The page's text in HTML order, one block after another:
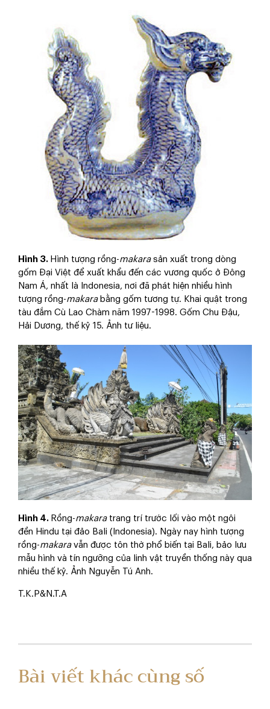
Hình 3. Hình tượng rồng-makara sản xuất trong dòng
gốm Đại Việt để xuất khẩu đến các vương quốc ở Đông
Nam Á, nhất là Indonesia, nơi đã phát hiện nhiều hình
tượng rồng-makarabằng gốm tương tự. Khai quật trong
tàu đắm Cù Lao Chàm năm 1997-1998. Gốm Chu Đậu,
Hải Dương, thế kỷ 15. Ảnh tư liệu.
Hình 4. Rồng-makara trang trí trước lối vào một ngôi
đền Hindu tại đảo Bali (Indonesia). Ngày nay hình tượng
rồng-makara vẫn được tôn thờ phổ biến tại Bali, bảo lưu
mẫu hình và tín ngưỡng của linh vật truyền thống này qua
nhiều thế kỷ. Ảnh Nguyễn Tú Anh.
T.K.P&N.T.A
Bài viết khác cùng số